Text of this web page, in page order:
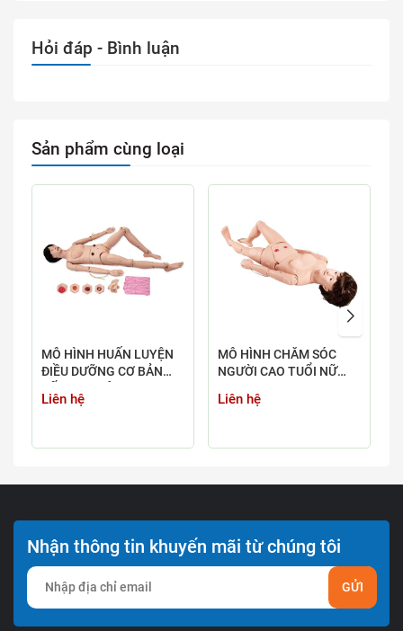
Hỏi đáp - Bình luận
Sản phẩm cùng loại
MÔ HÌNH HUẤN LUYỆN
ĐIỀU DƯỠNG CƠ BẢN
Liên hệ
MÔ HÌNH CHĂM SÓC
NGƯỜI CAO TUỔI NỮ
Liên hệ
Nhận thông tin khuyến mãi từ chúng tôi
GỬI